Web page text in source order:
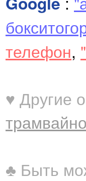
телефон,
♥ Другие
♣ Быть